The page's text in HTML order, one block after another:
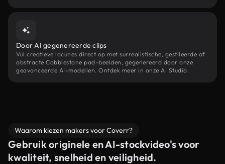
Door AI gegenereerde clips
Vul creatieve lacunes direct op met surrealistische, gestileerde of
abstracte Cobblestone pad-beelden, gegenereerd door onze
geavanceerde AI-modellen. Ontdek meer in onze AI Studio.
Waarom kiezen makers voor Coverr?
Gebruik originele en AI-stockvideo's voor
kwaliteit, snelheid en veiligheid.